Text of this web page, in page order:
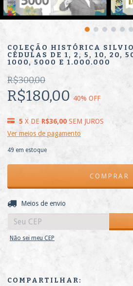
COLEÇÃO HISTÓRICA
CÉDULAS DE 1, 2, 5, 10, 20,
1000, 5000 E 1.000.000
R$300,00
R$180,00 40% OFF
5 X DE R$36,00 SEM JUROS
Ver meios de pagamento
49 em estoque
Entregas para o CEP:
Meios de envio
Não sei meu CEP
COMPARTILHAR: